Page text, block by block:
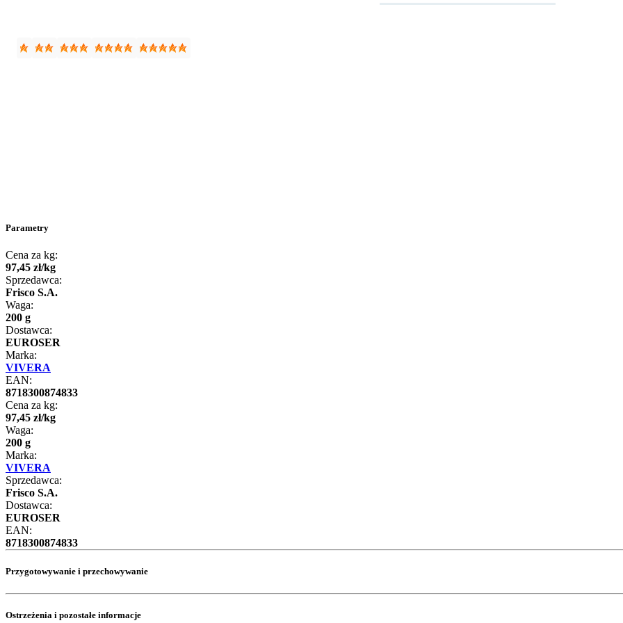
Parametry
Cena za kg:
97,45 zł/kg
Sprzedawca:
Frisco S.A.
Waga:
200 g
Dostawca:
EUROSER
Marka:
VIVERA
EAN:
8718300874833
Cena za kg:
97,45 zł/kg
Waga:
200 g
Marka:
VIVERA
Sprzedawca:
Frisco S.A.
Dostawca:
EUROSER
EAN:
8718300874833
Przygotowywanie i przechowywanie
Ostrzeżenia i pozostałe informacje